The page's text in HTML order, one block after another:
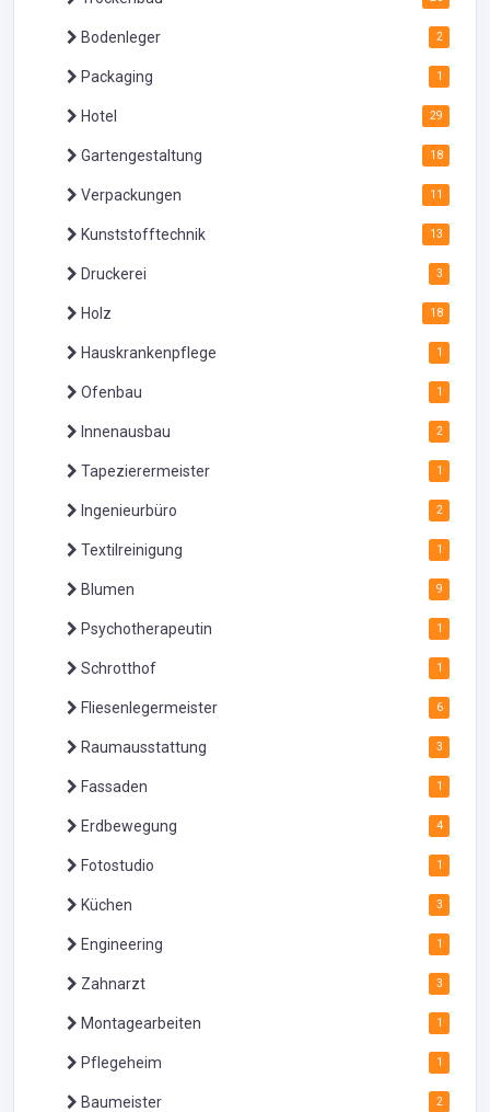
Bodenleger 2
Packaging 1
Hotel 29
Gartengestaltung 18
Verpackungen 11
Kunststofftechnik 13
Druckerei 3
Holz 18
Hauskrankenpflege 1
Ofenbau 1
Innenausbau 2
Tapezierermeister 1
Ingenieurbüro 2
Textilreinigung 1
Blumen 9
Psychotherapeutin 1
Schrotthof 1
Fliesenlegermeister 6
Raumausstattung 3
Fassaden 1
Erdbewegung 4
Fotostudio 1
Küchen 3
Engineering 1
Zahnarzt 3
Montagearbeiten 1
Pflegeheim 1
Baumeister 2